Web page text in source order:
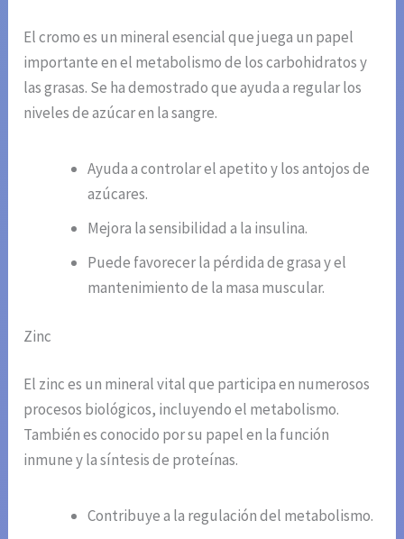
El cromo es un mineral esencial que juega un papel
importante en el metabolismo de los carbohidratos y
las grasas. Se ha demostrado que ayuda a regular los
niveles de azúcar en la sangre.
Ayuda a controlar el apetito y los antojos de
azúcares.
Mejora la sensibilidad a la insulina.
Puede favorecer la pérdida de grasa y el
mantenimiento de la masa muscular.
Zinc
El zinc es un mineral vital que participa en numerosos
procesos biológicos, incluyendo el metabolismo.
También es conocido por su papel en la función
inmune y la síntesis de proteínas.
Contribuye a la regulación del metabolismo.